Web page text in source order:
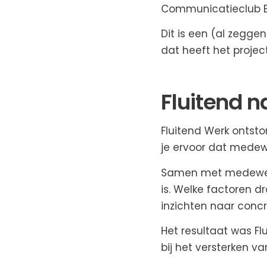
Communicatieclub
Dit is een (al
dat heeft het
Fluitend
Fluitend Werk
je ervoor dat
Samen met
is. Welke factoren
inzichten naar
Het resultaat was
bij het versterken